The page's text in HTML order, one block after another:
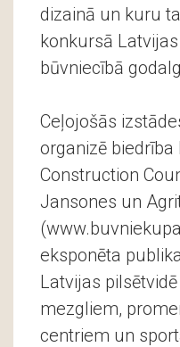
dizainā un kuru
konkursā
būvniecībā
Ceļojošās
organizē biedrība
Construction
Jansones un
eksponēta
Latvijas
mezgliem,
centriem un